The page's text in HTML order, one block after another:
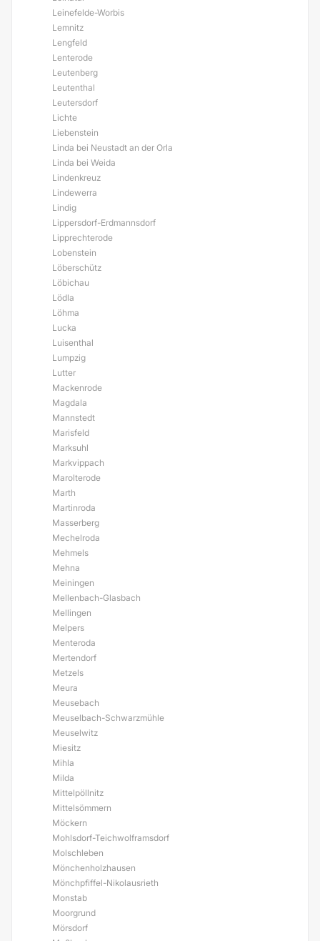
Leinefelde-Worbis
Lemnitz
Lengfeld
Lenterode
Leutenberg
Leutenthal
Leutersdorf
Lichte
Liebenstein
Linda bei Neustadt an der Orla
Linda bei Weida
Lindenkreuz
Lindewerra
Lindig
Lippersdorf-Erdmannsdorf
Lipprechterode
Lobenstein
Löberschütz
Löbichau
Lödla
Löhma
Lucka
Luisenthal
Lumpzig
Lutter
Mackenrode
Magdala
Mannstedt
Marisfeld
Marksuhl
Markvippach
Marolterode
Marth
Martinroda
Masserberg
Mechelroda
Mehmels
Mehna
Meiningen
Mellenbach-Glasbach
Mellingen
Melpers
Menteroda
Mertendorf
Metzels
Meura
Meusebach
Meuselbach-Schwarzmühle
Meuselwitz
Miesitz
Mihla
Milda
Mittelpöllnitz
Mittelsömmern
Möckern
Mohlsdorf-Teichwolframsdorf
Molschleben
Mönchenholzhausen
Mönchpfiffel-Nikolausrieth
Monstab
Moorgrund
Mörsdorf